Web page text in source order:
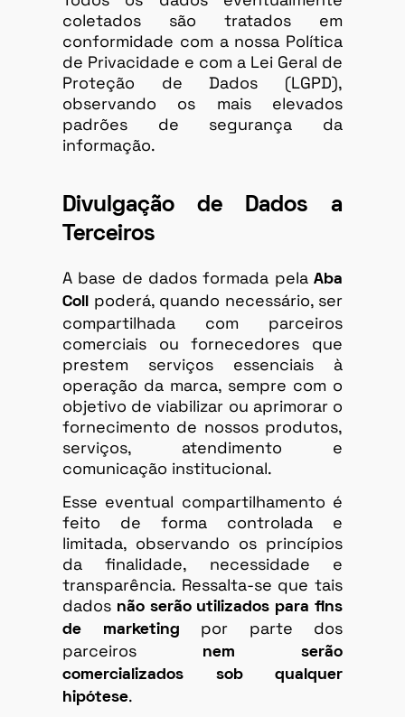
coletados são tratados em
conformidade com a nossa Política
de Privacidade e com a Lei Geral de
Proteção de Dados (LGPD),
observando os mais elevados
padrões de segurança da
informação.
Divulgação de Dados a
Terceiros
A base de dados formada pela Aba
Coll
poderá, quando necessário, ser
compartilhada com parceiros
comerciais ou fornecedores que
prestem serviços essenciais à
operação da marca, sempre com o
objetivo de viabilizar ou aprimorar o
fornecimento de nossos produtos,
serviços, atendimento e
comunicação institucional.
Esse eventual compartilhamento é
feito de forma controlada e
limitada, observando os princípios
da finalidade, necessidade e
transparência. Ressalta-se que tais
dados não serão utilizados para fins
de marketing
por parte dos
parceiros
nem serão
comercializados sob qualquer
hipótese.